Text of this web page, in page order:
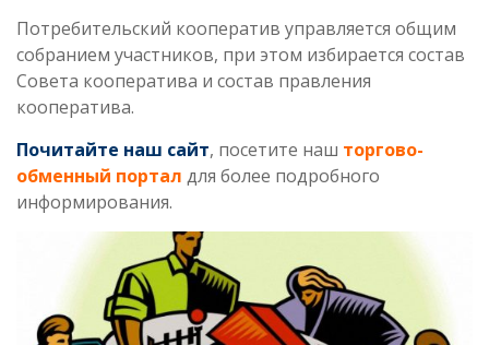
Потребительский кооператив управляется общим
собранием участников, при этом избирается состав
Совета кооператива и состав правления
кооператива.
Почитайте наш сайт, посетите наш торгово-
обменный портал для более подробного
информирования.